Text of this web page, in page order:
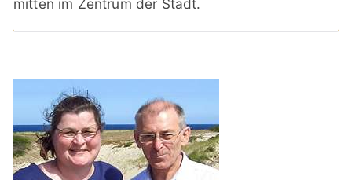
mitten im Zentrum der Stadt.